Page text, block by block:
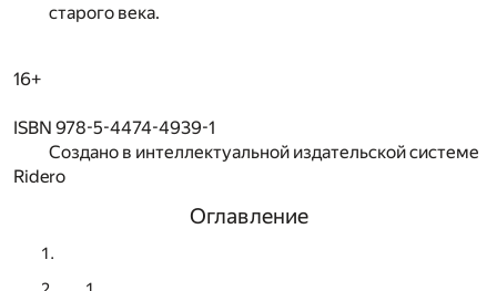
старого века.
16+
ISBN 978-5-4474-4939-1
Создано в интеллектуальной издательской системе
Ridero
Оглавление